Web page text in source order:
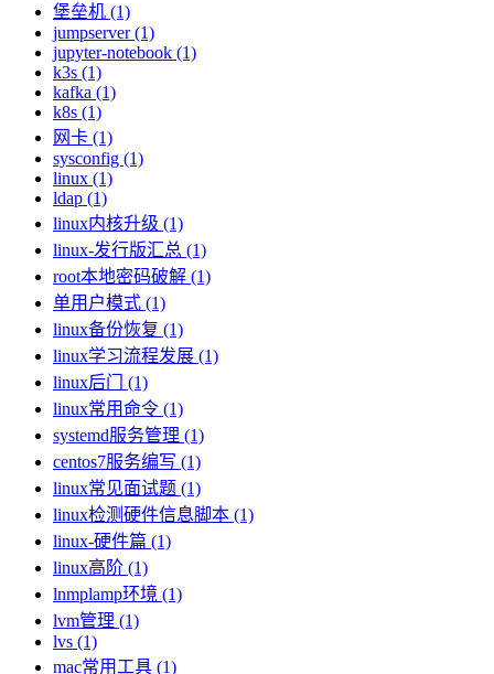
堡垒机 (1)
jumpserver (1)
jupyter-notebook (1)
k3s (1)
kafka (1)
k8s (1)
网卡 (1)
sysconfig (1)
linux (1)
ldap (1)
linux内核升级 (1)
linux-发行版汇总 (1)
root本地密码破解 (1)
单用户模式 (1)
linux备份恢复 (1)
linux学习流程发展 (1)
linux后门 (1)
linux常用命令 (1)
systemd服务管理 (1)
centos7服务编写 (1)
linux常见面试题 (1)
linux检测硬件信息脚本 (1)
linux-硬件篇 (1)
linux高阶 (1)
lnmplamp环境 (1)
lvm管理 (1)
lvs (1)
mac常用工具 (1)